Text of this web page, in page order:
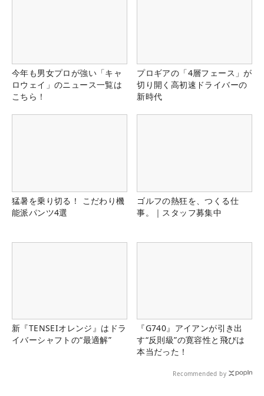
今年も男女プロが強い「キャ
ロウェイ」のニュース一覧は
こちら！
プロギアの「4層フェース」が
切り開く高初速ドライバーの
新時代
猛暑を乗り切る！ こだわり機
能派パンツ4選
ゴルフの熱狂を、つくる仕
事。｜スタッフ募集中
新『TENSEIオレンジ』はドラ
イバーシャフトの“最適解”
『G740』アイアンが引き出
す“反則級”の寛容性と飛びは
本当だった！
Recommended by